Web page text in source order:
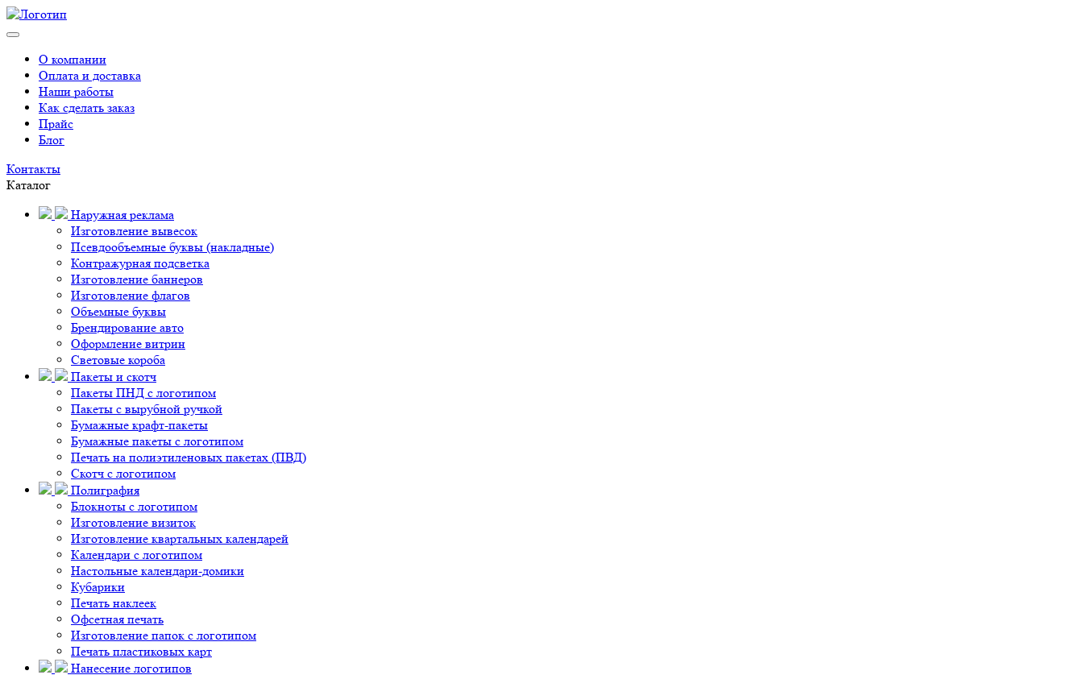
О компании
Оплата и доставка
Наши работы
Как сделать заказ
Прайс
Блог
Контакты
Каталог
Наружная реклама
Изготовление вывесок
Псевдообъемные буквы (накладные)
Контражурная подсветка
Изготовление баннеров
Изготовление флагов
Объемные буквы
Брендирование авто
Оформление витрин
Световые короба
Пакеты и скотч
Пакеты ПНД с логотипом
Пакеты с вырубной ручкой
Бумажные крафт-пакеты
Бумажные пакеты с логотипом
Печать на полиэтиленовых пакетах (ПВД)
Скотч с логотипом
Полиграфия
Блокноты с логотипом
Изготовление визиток
Изготовление квартальных календарей
Календари с логотипом
Настольные календари-домики
Кубарики
Печать наклеек
Офсетная печать
Изготовление папок с логотипом
Печать пластиковых карт
Нанесение логотипов